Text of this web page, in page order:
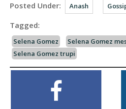
Posted Under: Anash
Tagged:
Selena Gomez
Selena Gomez
Selena Gomez trupi